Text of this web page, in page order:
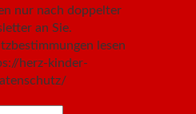
nur nach doppelter
an Sie.
lesen
herz-kinder-